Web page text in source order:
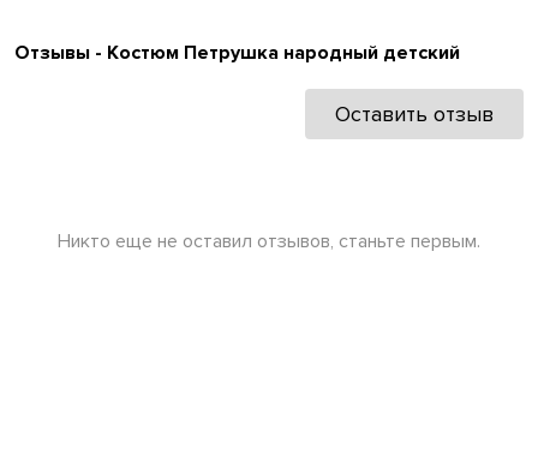
Отзывы - Костюм Петрушка народный детский
Оставить отзыв
Никто еще не оставил отзывов, станьте первым.